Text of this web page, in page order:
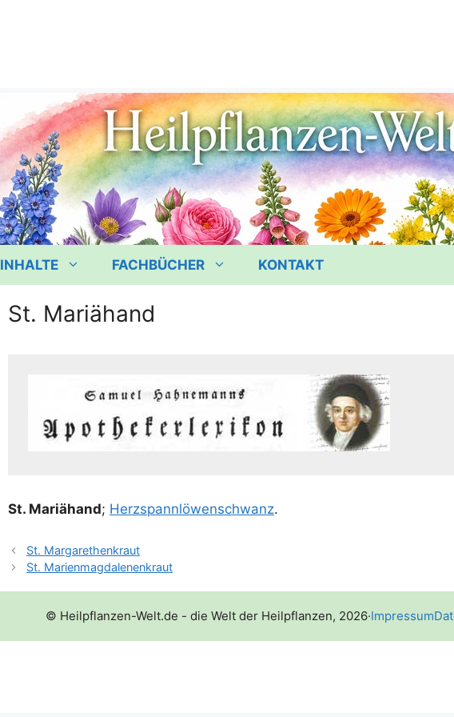
INHALTE FACHBÜCHER KONTAKT
St. Mariähand
St. Mari­ähand; Herz­spann­lö­wen­schwanz.
St. Margarethenkraut
St. Marienmagdalenenkraut
© Heilpflanzen-Welt.de - die Welt der Heilpflanzen, 2026·Impressum